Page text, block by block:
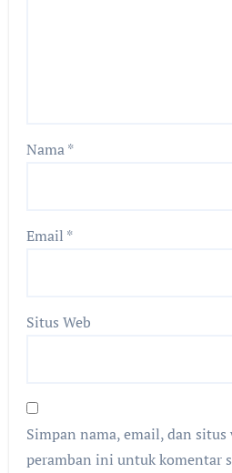
Nama*
Email *
Situs Web
Simpan nama, email, dan situs
peramban ini untuk komentar